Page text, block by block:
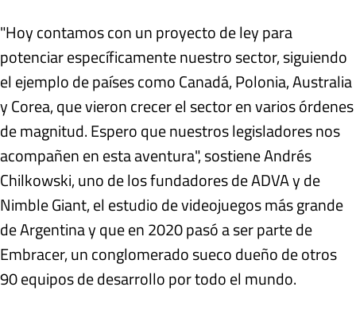
"Hoy contamos con un proyecto de ley para
potenciar específicamente nuestro sector, siguiendo
el ejemplo de países como Canadá, Polonia, Australia
y Corea, que vieron crecer el sector en varios órdenes
de magnitud. Espero que nuestros legisladores nos
acompañen en esta aventura", sostiene Andrés
Chilkowski, uno de los fundadores de ADVA y de
Nimble Giant, el estudio de videojuegos más grande
de Argentina y que en 2020 pasó a ser parte de
Embracer, un conglomerado sueco dueño de otros
90 equipos de desarrollo por todo el mundo.